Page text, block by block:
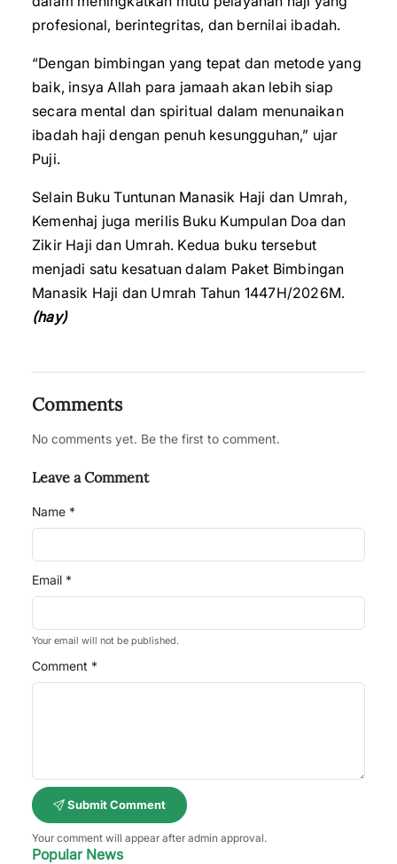
profesional, berintegritas, dan bernilai ibadah.
“Dengan bimbingan yang tepat dan metode yang
baik, insya Allah para jamaah akan lebih siap
secara mental dan spiritual dalam menunaikan
ibadah haji dengan penuh kesungguhan,” ujar
Puji.
Selain Buku Tuntunan Manasik Haji dan Umrah,
Kemenhaj juga merilis Buku Kumpulan Doa dan
Zikir Haji dan Umrah. Kedua buku tersebut
menjadi satu kesatuan dalam Paket Bimbingan
Manasik Haji dan Umrah Tahun 1447H/2026M.
(hay)
Comments
No comments yet. Be the first to comment.
Leave a Comment
Name *
Email *
Your email will not be published.
Comment *
Submit Comment
Your comment will appear after admin approval.
Popular News